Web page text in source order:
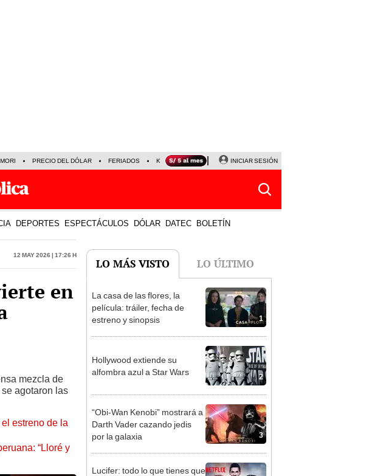
PRECIO DEL DÓLAR FERIADOS KEIKO FUJIMORI NALDY SALDAÑA
INICIAR SESIÓN
DEPORTES ESPECTÁCULOS DÓLAR DATEC BOLETÍN
12 May 2026 | 17:26 h
en
mezcla de
agotaron las
el estreno de la
“Lloré y
LO MÁS VISTO LO ÚLTIMO
1
La casa de las flores, la
película: tráiler, fecha de
estreno y sinopsis
2
Hollywood extiende su
alfombra azul a Star Wars
3
“Obi-Wan Kenobi” mostrará a
Darth Vader cazando jedis
por la galaxia
Lucifer: todo lo que tienes que